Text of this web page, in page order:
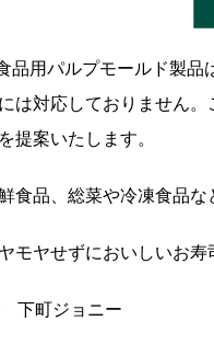
品用パルプモールド製品
は対応しておりません
提案いたします。
食品、総菜や冷凍食品な
モヤせずにおいしいお寿
下町ジョニー